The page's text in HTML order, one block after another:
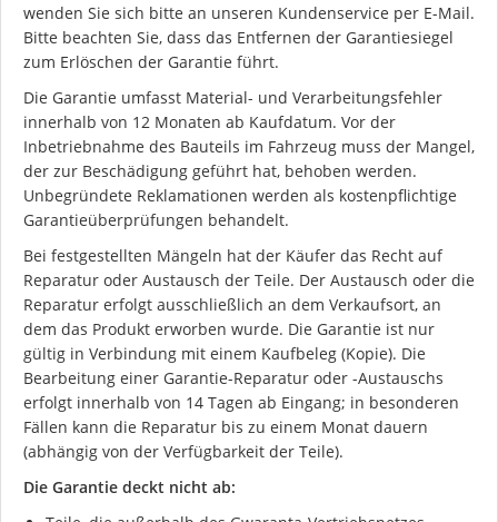
wenden Sie sich bitte an unseren Kundenservice per E-Mail.
Bitte beachten Sie, dass das Entfernen der Garantiesiegel
zum Erlöschen der Garantie führt.
Die Garantie umfasst Material- und Verarbeitungsfehler
innerhalb von 12 Monaten ab Kaufdatum. Vor der
Inbetriebnahme des Bauteils im Fahrzeug muss der Mangel,
der zur Beschädigung geführt hat, behoben werden.
Unbegründete Reklamationen werden als kostenpflichtige
Garantieüberprüfungen behandelt.
Bei festgestellten Mängeln hat der Käufer das Recht auf
Reparatur oder Austausch der Teile. Der Austausch oder die
Reparatur erfolgt ausschließlich an dem Verkaufsort, an
dem das Produkt erworben wurde. Die Garantie ist nur
gültig in Verbindung mit einem Kaufbeleg (Kopie). Die
Bearbeitung einer Garantie-Reparatur oder -Austauschs
erfolgt innerhalb von 14 Tagen ab Eingang; in besonderen
Fällen kann die Reparatur bis zu einem Monat dauern
(abhängig von der Verfügbarkeit der Teile).
Die Garantie deckt nicht ab: